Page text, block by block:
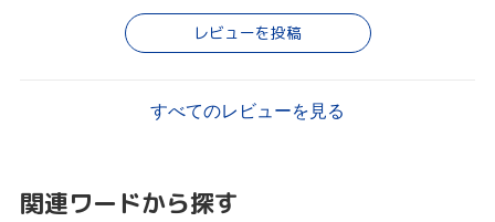
レビューを投稿
すべてのレビューを見る
関連ワードから探す